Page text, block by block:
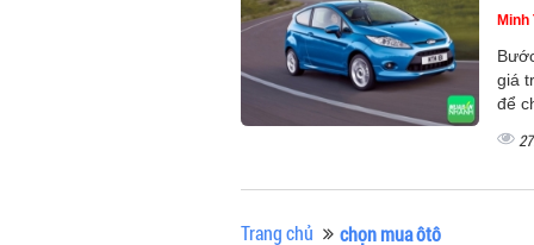
Minh
giá
để
Trang chủ chọn mua ôtô